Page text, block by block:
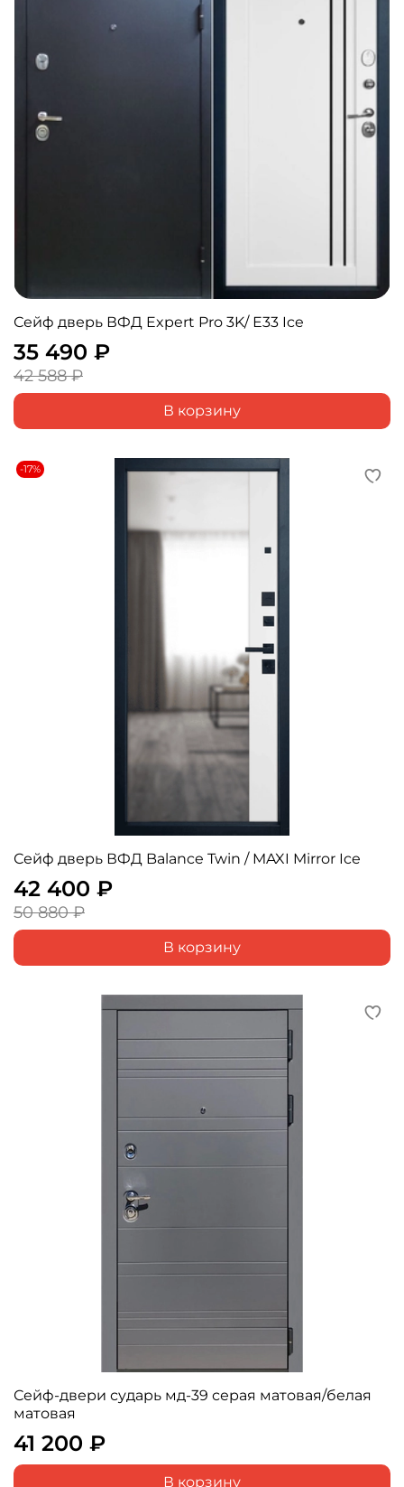
Сейф дверь ВФД Expert Pro 3K/ Е33 Ice
35 490 ₽
42 588 ₽
В корзину
-17%
Сейф дверь ВФД Balance Twin / MAXI Mirror Ice
42 400 ₽
50 880 ₽
В корзину
Сейф-двери сударь мд-39 серая матовая/белая
матовая
41 200 ₽
В корзину